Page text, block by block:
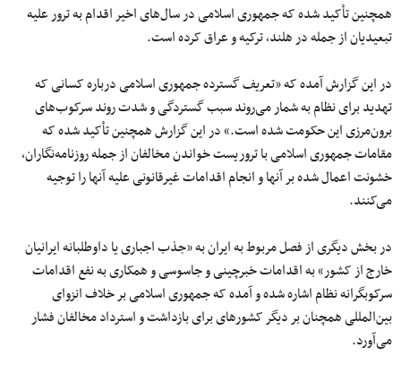
همچنین تأکید شده که جمهوری اسلامی در سال‌های اخیر اقدام به ترور علیه
تبعیدیان از جمله در هلند، ترکیه و عراق کرده است.
در این گزارش آمده که «تعریف گسترده جمهوری اسلامی درباره کسانی که
تهدید برای نظام به شمار می‌روند سبب گستردگی و شدت روند سرکوب‌های
برون‌مرزی این حکومت شده است.» در این گزارش همچنین تأکید شده که
مقامات جمهوری اسلامی با تروریست خواندن مخالفان از جمله روزنامه‌نگاران،
خشونت اعمال شده بر آنها و انجام اقدامات غیرقانونی علیه آنها را توجیه
می‌کنند.
در بخش دیگری از فصل مربوط به ایران به «جذب اجباری یا داوطلبانه ایرانیان
خارج از کشور» به اقدامات خبرچینی و جاسوسی و همکاری به نفع اقدامات
سرکوبگرانه نظام اشاره شده و آمده که جمهوری اسلامی بر خلاف انزوای
بین‌المللی همچنان بر دیگر کشورهای برای بازداشت و استرداد مخالفان فشار
می‌آورد.